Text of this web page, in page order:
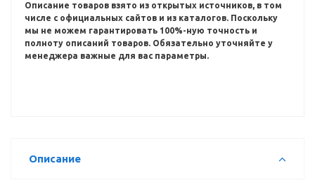
Описание товаров взято из открытых источников, в том
числе с официальных сайтов и из каталогов. Поскольку
мы не можем гарантировать 100%-ную точность и
полноту описаний товаров. Обязательно уточняйте у
менеджера важные для вас параметры.
Описание